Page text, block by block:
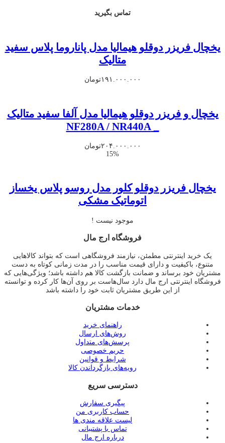
تماس بگیرید
یخچال فریزر دوقلو هیمالیا مدل پاناروما پلاس سفید
متالیک
۱۹۱.۰۰۰.۰۰۰تومان
یخچال و فریزر دوقلو هیمالیا مدل آلفا سفید متالیک
۲۰۴.۰۰۰.۰۰۰تومان
15%
یخچال فریزر دوقلو کلور مدل روسو پلاس یخساز
اتوماتیک مشکی
موجود نیست !
فروشگاه ارج مال
یک خرید اینترنتی مطمئن، نیازمند فروشگاهی است که بتواند کالاهایی
متنوع، باکیفیت و دارای قیمت مناسب را در مدت زمانی کوتاه به دست
مشتریان خود برساند و ضمانت بازگشت کالا هم داشته باشد؛ ویژگی‌هایی که
فروشگاه اینترنتی ارج مال دارد سال‌هاست بر روی آن‌ها کار کرده و توانسته
از این طریق مشتریان ثابت خود را داشته باشد
خدمات مشتریان
راهنمای خرید
روش‌های ارسال
پرسش‌های متداول
حریم خصوصی
شرایط و قوانین
رویه‌های بازگرداندن کالا
دسترسی سریع
پیگیری سفارش
حساب کاربری من
لیست علاقه مندی ها
تماس با پشتیبانی
درباره ارج مال